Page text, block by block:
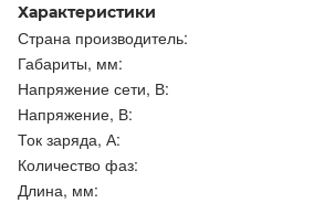
Характеристики
Страна производитель:
Габариты, мм:
Напряжение сети, В:
Напряжение, В:
Ток заряда, А:
Количество фаз:
Длина, мм: